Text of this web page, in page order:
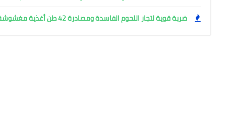
ضربة قوية لتجار اللحوم الفاسدة ومصادرة 42 طن أغذية مغشوشة بالجيزة